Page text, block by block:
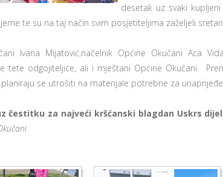
desetak uz svaki
te su na taj način svim posjetiteljima zaželjeli
Ivana Mijatović,načelnik Općine Okučani Aca
tete odgojiteljice, ali i mještani Općine Okučani.
se utrošiti na materijale potrebne za
čestitku za najveći kršćanski blagdan Uskrs